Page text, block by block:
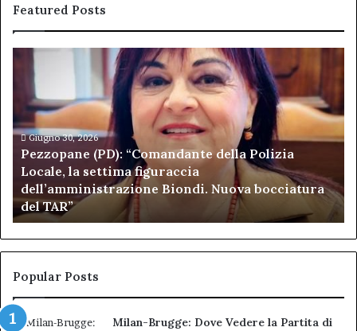
Featured Posts
Pezzopane
(PD):
“Comandante
della
Polizia
Locale,
settima
figuraccia
dell’amministrazione
Biondi.
Nuova
bocciatura
del
Giugno 30, 2026
Pezzopane (PD): “Comandante della Polizia
Locale, la settima figuraccia
dell’amministrazione Biondi. Nuova bocciatura
del TAR”
ai
Popular Posts
Milan-Brugge: Dove Vedere la Partita di